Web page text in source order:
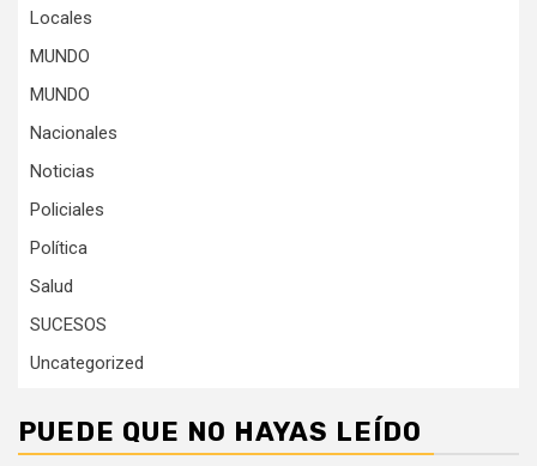
Locales
MUNDO
MUNDO
Nacionales
Noticias
Policiales
Política
Salud
SUCESOS
Uncategorized
PUEDE QUE NO HAYAS LEÍDO